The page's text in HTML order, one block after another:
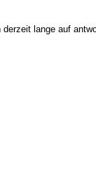
lange auf